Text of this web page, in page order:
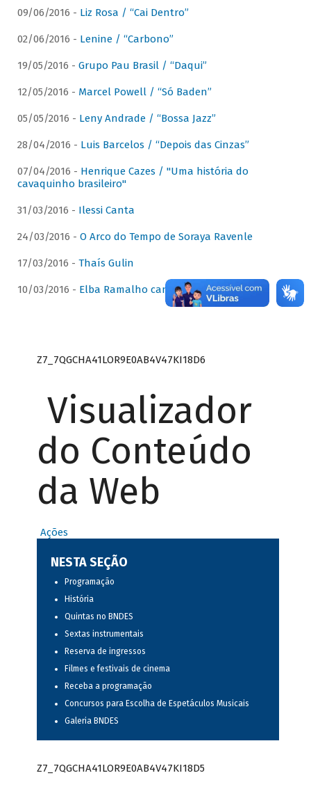
09/06/2016 - Liz Rosa / “Cai Dentro”
02/06/2016 - Lenine / “Carbono”
19/05/2016 - Grupo Pau Brasil / “Daqui”
12/05/2016 - Marcel Powell / “Só Baden”
05/05/2016 - Leny Andrade / “Bossa Jazz”
28/04/2016 - Luis Barcelos / “Depois das Cinzas”
07/04/2016 - Henrique Cazes / "Uma história do
cavaquinho brasileiro"
31/03/2016 - Ilessi Canta
24/03/2016 - O Arco do Tempo de Soraya Ravenle
17/03/2016 - Thaís Gulin
10/03/2016 - Elba Ramalho canta Dominguinhos
Z7_7QGCHA41LOR9E0AB4V47KI18D6
Visualizador
do Conteúdo
da Web
Ações
NESTA SEÇÃO
Programação
História
Quintas no BNDES
Sextas instrumentais
Reserva de ingressos
Filmes e festivais de cinema
Receba a programação
Concursos para Escolha de Espetáculos Musicais
Galeria BNDES
Z7_7QGCHA41LOR9E0AB4V47KI18D5